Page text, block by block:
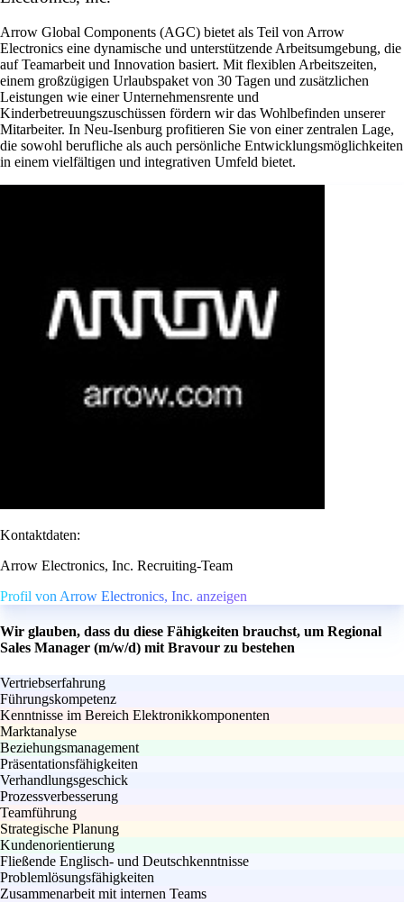
Arrow Global Components (AGC) bietet als Teil von Arrow
Electronics eine dynamische und unterstützende Arbeitsumgebung, die
auf Teamarbeit und Innovation basiert. Mit flexiblen Arbeitszeiten,
einem großzügigen Urlaubspaket von 30 Tagen und zusätzlichen
Leistungen wie einer Unternehmensrente und
Kinderbetreuungszuschüssen fördern wir das Wohlbefinden unserer
Mitarbeiter. In Neu-Isenburg profitieren Sie von einer zentralen Lage,
die sowohl berufliche als auch persönliche Entwicklungsmöglichkeiten
in einem vielfältigen und integrativen Umfeld bietet.
Kontaktdaten:
Arrow Electronics, Inc. Recruiting-Team
Profil von Arrow Electronics, Inc. anzeigen
Wir glauben, dass du diese Fähigkeiten brauchst, um Regional
Sales Manager (m/w/d) mit Bravour zu bestehen
Vertriebserfahrung
Führungskompetenz
Kenntnisse im Bereich Elektronikkomponenten
Marktanalyse
Beziehungsmanagement
Präsentationsfähigkeiten
Verhandlungsgeschick
Prozessverbesserung
Teamführung
Strategische Planung
Kundenorientierung
Fließende Englisch- und Deutschkenntnisse
Problemlösungsfähigkeiten
Zusammenarbeit mit internen Teams